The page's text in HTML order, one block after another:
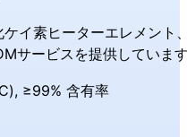
イ素ヒーターエレメン
サービスを提供していま
≥99% 含有率